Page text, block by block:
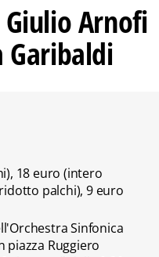
Arnofi
18 euro (intero
palchi), 9 euro
Sinfonica
piazza Ruggiero